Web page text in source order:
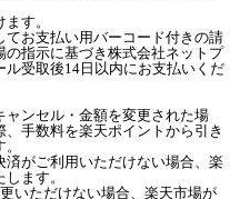
す。
お支払い用バーコード付きの請
指示に基づき株式会社ネットプ
受取後14日以内にお支払いくだ
ンセル・金額を変更された場
手数料を楽天ポイントから引き
がご利用いただけない場合、楽
ます。
いただけない場合、楽天市場が